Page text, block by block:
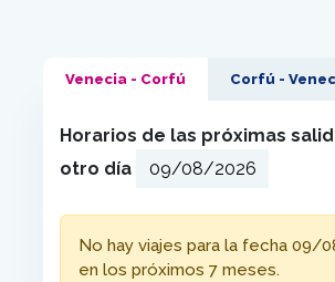
Venecia - Corfú Corfú -
Horarios de las próximas
otro día
No hay viajes para la fecha 09/
en los próximos 7 meses.